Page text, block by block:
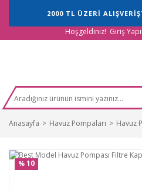
2000 TL ÜZERİ
Hoşgeldiniz! Giriş
Anasayfa Havuz Pompaları Havuz
% 10